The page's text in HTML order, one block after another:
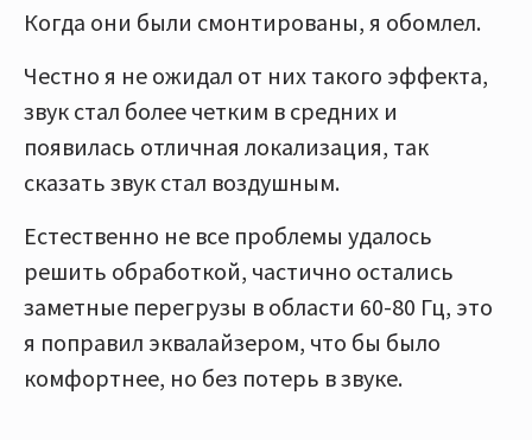
Когда они были смонтированы, я обомлел.
Честно я не ожидал от них такого эффекта,
звук стал более четким в средних и
появилась отличная локализация, так
сказать звук стал воздушным.
Естественно не все проблемы удалось
решить обработкой, частично остались
заметные перегрузы в области 60-80 Гц, это
я поправил эквалайзером, что бы было
комфортнее, но без потерь в звуке.